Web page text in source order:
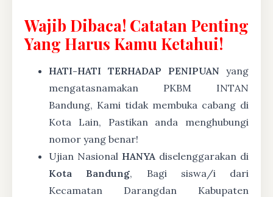
Wajib Dibaca! Catatan Penting
Yang Harus Kamu Ketahui!
HATI-HATI TERHADAP PENIPUAN yang
mengatasnamakan PKBM INTAN
Bandung, Kami tidak membuka cabang di
Kota Lain, Pastikan anda menghubungi
nomor yang benar!
Ujian Nasional HANYA diselenggarakan di
Kota Bandung, Bagi siswa/i dari
Kecamatan Darangdan Kabupaten